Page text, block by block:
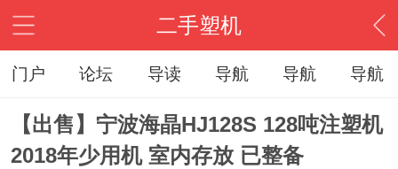
二手塑机
门户 论坛 导读 导航 导航 导航
【出售】宁波海晶HJ128S 128吨注塑机
2018年少用机 室内存放 已整备